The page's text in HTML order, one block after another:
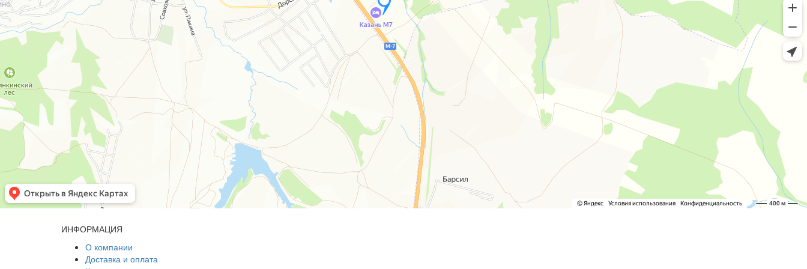
ИНФОРМАЦИЯ
О компании
Доставка и оплата